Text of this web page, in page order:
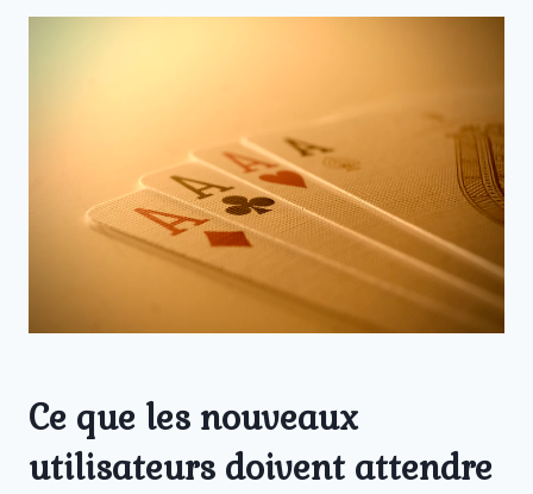
Ce que les nouveaux
utilisateurs doivent attendre